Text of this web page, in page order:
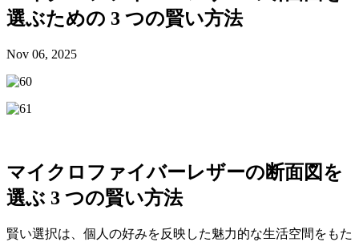
選ぶための 3 つの賢い方法
Nov 06, 2025
マイクロファイバーレザーの断面図を
選ぶ 3 つの賢い方法
賢い選択は、個人の好みを反映した魅力的な生活空間をもた